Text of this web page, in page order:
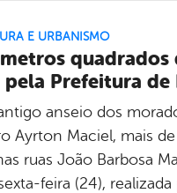
E URBANISMO
Prefeitura de
anseio dos
Ayrton Maciel, mais
ruas João Barbosa
feira (24),